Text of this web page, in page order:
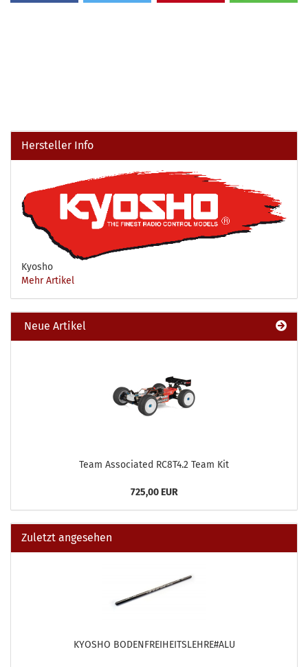
Hersteller Info
Kyosho
Mehr Artikel
Neue Artikel
Team Associated RC8T4.2 Team Kit
725,00 EUR
Zuletzt angesehen
KYOSHO BODENFREIHEITSLEHRE#ALU